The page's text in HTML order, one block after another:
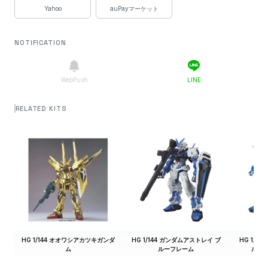
売切れ プレミアムバンダイ
ガンダムベースオンライ
Yahoo auPayマーケット
NOTIFICATION
WebPush LINE
RELATED KITS
HG 1/144 オオワシアカツキガンダ
ム
HG 1/144 ガンダムアストレイ ブ
ルーフレーム
HG 1/144
ルー